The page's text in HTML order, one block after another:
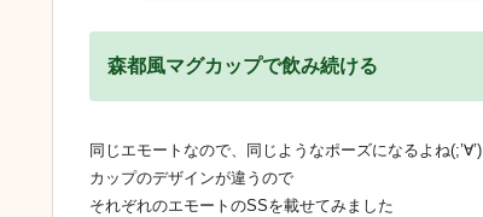
森都風マグカップで飲み続ける
同じエモートなので、同じようなポーズになるよね(;’∀’)
カップのデザインが違うので
それぞれのエモートのSSを載せてみました